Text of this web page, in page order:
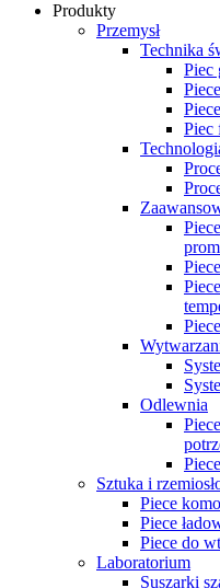
Produkty
Przemysł
Technika
Piec
Piec
Odlewnia
Sztuka i
Piece
Piece
Piece do
Laboratorium
Suszarki